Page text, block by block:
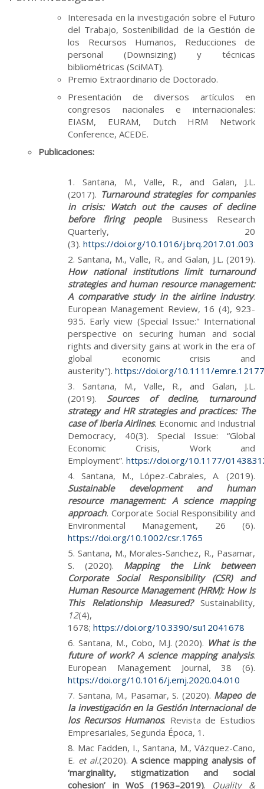
Interesada en la investigación sobre el Futuro
del Trabajo, Sostenibilidad de la Gestión de
los Recursos Humanos, Reducciones de
personal (Downsizing) y técnicas
bibliométricas (SciMAT).
Premio Extraordinario de Doctorado.
Presentación de diversos artículos en
congresos nacionales e internacionales:
EIASM, EURAM, Dutch HRM Network
Conference, ACEDE.
Publicaciones:
Santana, M., Valle, R., and Galan, J.L.
(2017). Turnaround strategies for companies
in crisis: Watch out the causes of decline
before firing people. Business Research
Quarterly, 20
(3). https://doi.org/10.1016/j.brq.2017.01.003
Santana, M., Valle, R., and Galan, J.L. (2019).
How national institutions limit turnaround
strategies and human resource management:
A comparative study in the airline industry.
European Management Review, 16 (4), 923-
935. Early view (Special Issue:" International
perspective on securing human and social
rights and diversity gains at work in the era of
global economic crisis and
austerity"). https://doi.org/10.1111/emre.12177
Santana, M., Valle, R., and Galan, J.L.
(2019). Sources of decline, turnaround
strategy and HR strategies and practices: The
case of Iberia Airlines. Economic and Industrial
Democracy, 40(3). Special Issue: “Global
Economic Crisis, Work and
Employment”. https://doi.org/10.1177/
Santana, M., López-Cabrales, A. (2019).
Sustainable development and human
resource management: A science mapping
approach. Corporate Social Responsibility and
Environmental Management, 26 (6).
https://doi.org/10.1002/csr.1765
Santana, M., Morales-Sanchez, R., Pasamar,
S. (2020). Mapping the Link between
Corporate Social Responsibility (CSR) and
Human Resource Management (HRM): How Is
This Relationship Measured?Sustainability,
12(4),
1678; https://doi.org/10.3390/su12041678
Santana, M., Cobo, M.J. (2020). What is the
future of work? A science mapping analysis.
European Management Journal, 38 (6).
https://doi.org/10.1016/j.emj.2020.04.010
Santana, M., Pasamar, S. (2020). Mapeo de
la investigación en la Gestión Internacional de
los Recursos Humanos. Revista de Estudios
Empresariales, Segunda Época, 1.
Mac Fadden, I., Santana, M., Vázquez-Cano,
E. et al.(2020). A science mapping analysis of
‘marginality, stigmatization and social
cohesion’ in WoS (1963–2019). Quality &